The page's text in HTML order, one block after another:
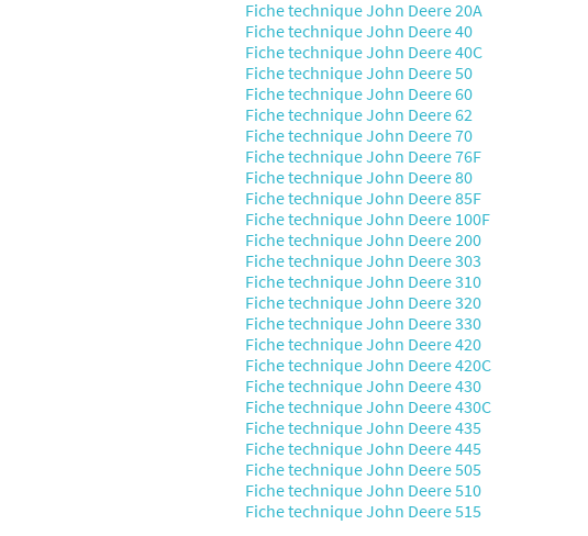
Fiche technique John Deere 20A
Fiche technique John Deere 40
Fiche technique John Deere 40C
Fiche technique John Deere 50
Fiche technique John Deere 60
Fiche technique John Deere 62
Fiche technique John Deere 70
Fiche technique John Deere 76F
Fiche technique John Deere 80
Fiche technique John Deere 85F
Fiche technique John Deere 100F
Fiche technique John Deere 200
Fiche technique John Deere 303
Fiche technique John Deere 310
Fiche technique John Deere 320
Fiche technique John Deere 330
Fiche technique John Deere 420
Fiche technique John Deere 420C
Fiche technique John Deere 430
Fiche technique John Deere 430C
Fiche technique John Deere 435
Fiche technique John Deere 445
Fiche technique John Deere 505
Fiche technique John Deere 510
Fiche technique John Deere 515